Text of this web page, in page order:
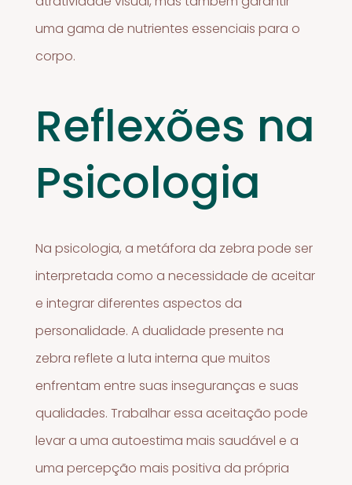
uma gama de nutrientes essenciais para o
corpo.
Reflexões na
Psicologia
Na psicologia, a metáfora da zebra pode ser
interpretada como a necessidade de aceitar
e integrar diferentes aspectos da
personalidade. A dualidade presente na
zebra reflete a luta interna que muitos
enfrentam entre suas inseguranças e suas
qualidades. Trabalhar essa aceitação pode
levar a uma autoestima mais saudável e a
uma percepção mais positiva da própria